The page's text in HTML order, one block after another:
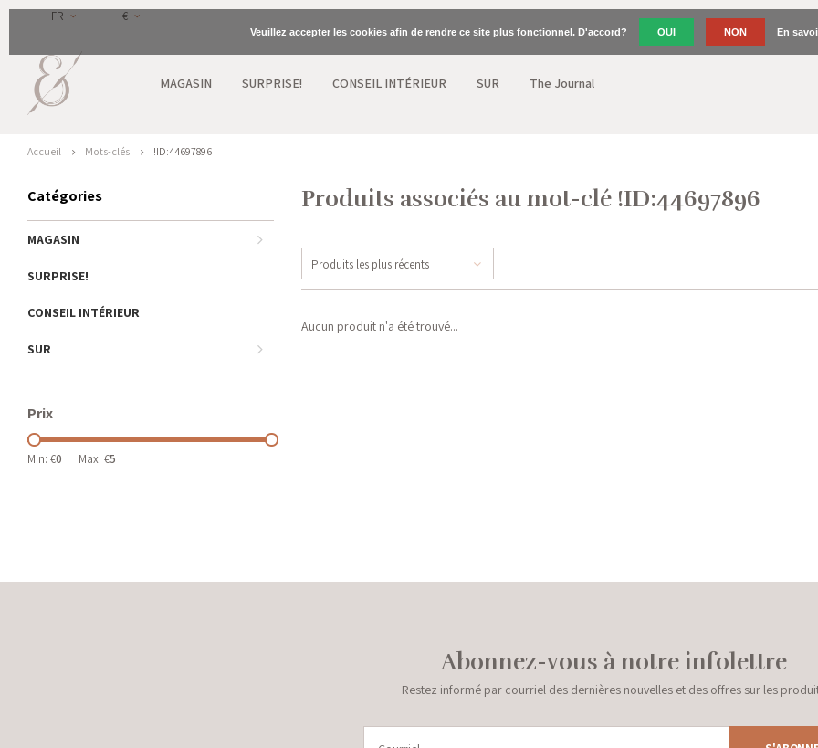
FR €
MAGASIN SURPRISE! CONSEIL INTÉRIEUR SUR The Journal
Accueil Mots-clés !ID:44697896
Catégories
MAGASIN
SURPRISE!
CONSEIL INTÉRIEUR
SUR
Prix
Min: €0 Max: €5
Produits associés au mot-clé !ID:44697896
Produits les plus récents
Aucun produit n'a été trouvé...
Abonnez-vous à notre infolettre
Restez informé par courriel des dernières nouvelles et des offres sur les
Veuillez accepter les cookies afin de rendre ce site plus fonctionnel. D'accord? OUI NON En